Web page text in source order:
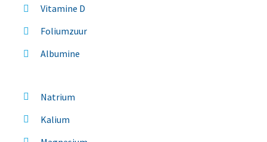
Vitamine D
Foliumzuur
Albumine
Natrium
Kalium